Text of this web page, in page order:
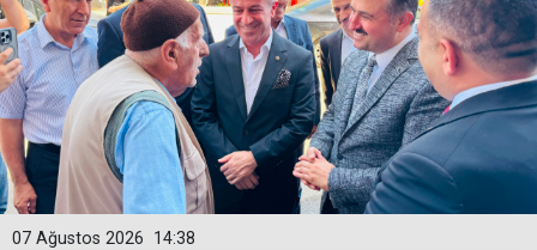
14:38
07 Ağustos 2026